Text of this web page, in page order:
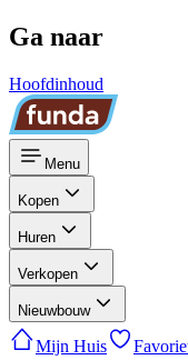
Ga naar
Hoofdinhoud
Menu
Kopen
Huren
Verkopen
Nieuwbouw
Mijn Huis